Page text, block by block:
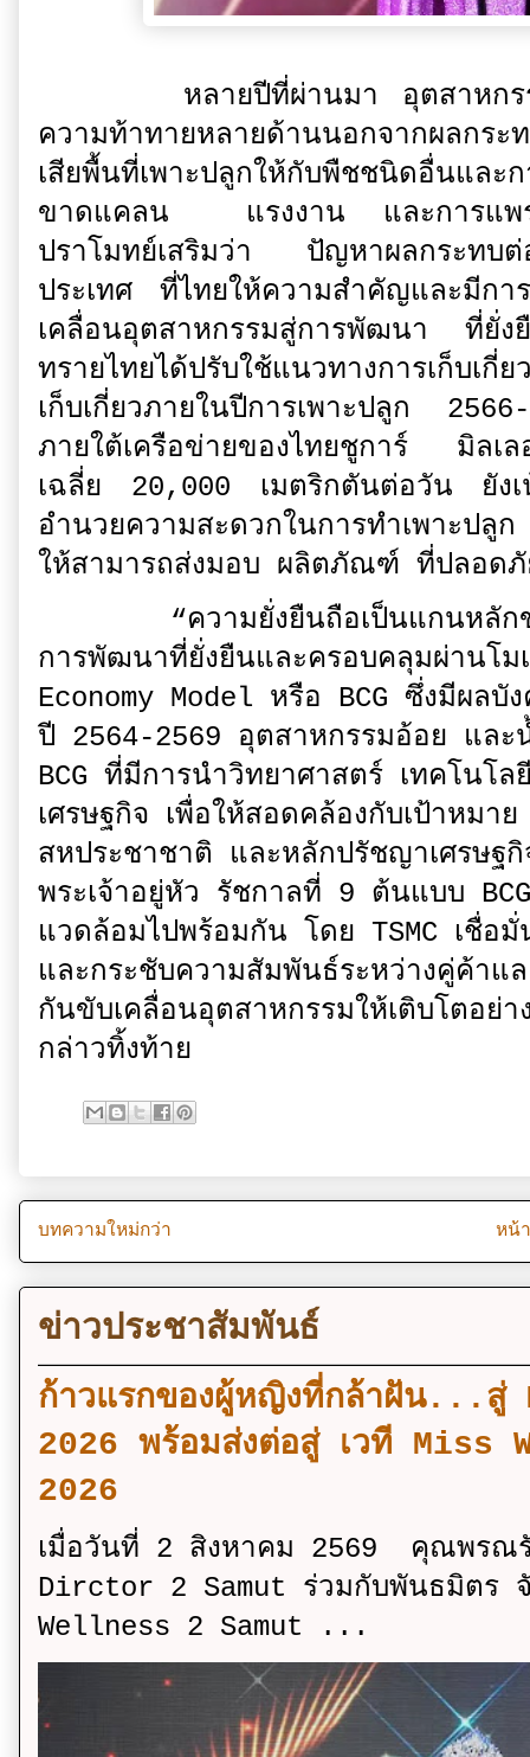
หลายปีที่ผ่านมา อุตสาหกรรมอ้
ความท้าทายหลายด้านนอกจากผลก
เสียพื้นที่เพาะปลูกให้กับพืชชนิดอื่
ขาดแคลน แรงงาน และการแพ
ปราโมทย์เสริมว่า ปัญหาผลกระทบ
ประเทศ ที่ไทยให้ความสำคัญและมีก
เคลื่อนอุตสาหกรรมสู่การพัฒนา ที่
ทรายไทยได้ปรับใช้แนวทางการเก็บเกี่
เก็บเกี่ยวภายในปีการเพาะปลูก
ภายใต้เครือข่ายของไทยชูการ์ มิล
เฉลี่ย 20,000 เมตริกตันต่อวัน ยังเ
อำนวยความสะดวกในการทำเพาะป
ให้สามารถส่งมอบ ผลิตภัณฑ์ ที่ปลอด
“ความยั่งยืนถือเป็นแกนหลักของ
การพัฒนาที่ยั่งยืนและครอบคลุมผ่านโ
Economy Model หรือ BCG ซึ่งมีผลบั
ปี 2564-2569 อุตสาหกรรมอ้อย และ
BCG ที่มีการนำวิทยาศาสตร์ เทคโนโ
เศรษฐกิจ เพื่อให้สอดคล้องกับเป้าหม
สหประชาชาติ และหลักปรัชญาเศรษฐ
พระเจ้าอยู่หัว รัชกาลที่ 9 ต้นแบบ
แวดล้อมไปพร้อมกัน โดย TSMC เชื่อ
และกระชับความสัมพันธ์ระหว่างคู่ค้าแ
กันขับเคลื่อนอุตสาหกรรมให้เติบโตอย่
กล่าวทิ้งท้าย
บทความใหม่กว่า หน้
ข่าวประชาสัมพันธ์
ก้าวแรกของผู้หญิงที่กล้าฝัน...
2026 พร้อมส่งต่อสู่ เวที
2026
เมื่อวันที่ 2 สิงหาคม 2569 คุณพร
Dirctor 2 Samut ร่วมกับพันธมิตร จั
Wellness 2 Samut ...